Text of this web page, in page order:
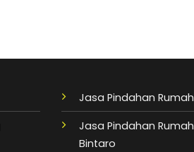
Jasa Pindahan Rumah
Jasa Pindahan Rumah
Bintaro